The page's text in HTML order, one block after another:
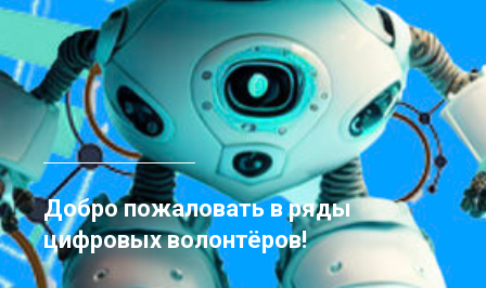
Добро пожаловать в ряды
цифровых волонтёров!